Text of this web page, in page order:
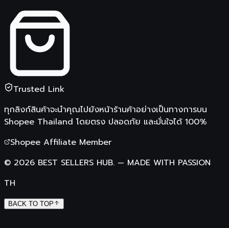
Trusted Link
ทุกลิงก์สินค้าจะนำคุณไปยังหน้าร้านค้าอย่างเป็นทางการบน
Shopee Thailand โดยตรง ปลอดภัย และมั่นใจได้ 100%
Shopee Affiliate Member
© 2026 BEST SELLERS HUB. — MADE WITH PASSION
TH
BACK TO TOP